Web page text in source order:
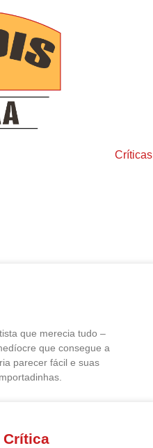
Críticas
que merecia tudo –
que consegue a
parecer fácil e suas
Crítica